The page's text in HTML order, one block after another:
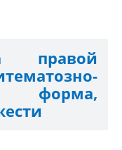
правой
форма,